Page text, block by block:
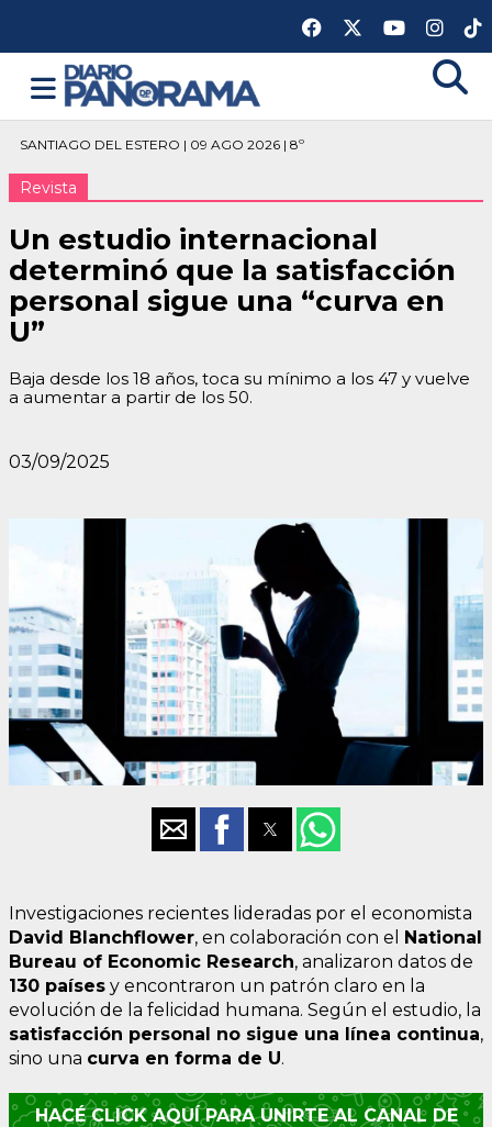
SANTIAGO DEL ESTERO | 09 AGO 2026 | 8º
Revista
Un estudio internacional
determinó que la satisfacción
personal sigue una “curva en
U”
Baja desde los 18 años, toca su mínimo a los 47 y vuelve
a aumentar a partir de los 50.
03/09/2025
Investigaciones recientes lideradas por el economista
David Blanchflower, en colaboración con el National
Bureau of Economic Research, analizaron datos de
130 países y encontraron un patrón claro en la
evolución de la felicidad humana. Según el estudio, la
satisfacción personal no sigue una línea continua,
sino una curva en forma de U.
HACÉ CLICK AQUÍ PARA UNIRTE AL CANAL DE